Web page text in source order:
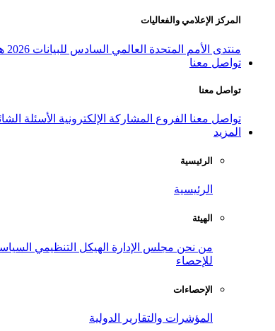
المركز الإعلامي والفعاليات
منتدى الأمم المتحدة العالمي السادس للبيانات 2026
تواصل معنا
تواصل معنا
تواصل معنا الفروع المشاركة الإلكترونية الأسئلة
المزيد
الرئيسية
الرئيسية
الهيئة
من نحن مجلس الإدارة الهيكل التنظيمي
للإحصاء
الإحصاءات
المؤشرات والتقارير الدولية